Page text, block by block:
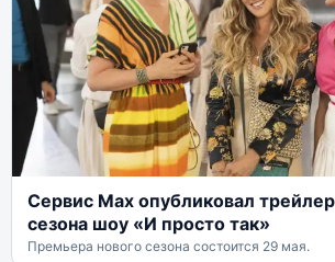
Сервис Max опубликовал
сезона шоу «И просто так»
Премьера нового сезона состоится 29 мая.